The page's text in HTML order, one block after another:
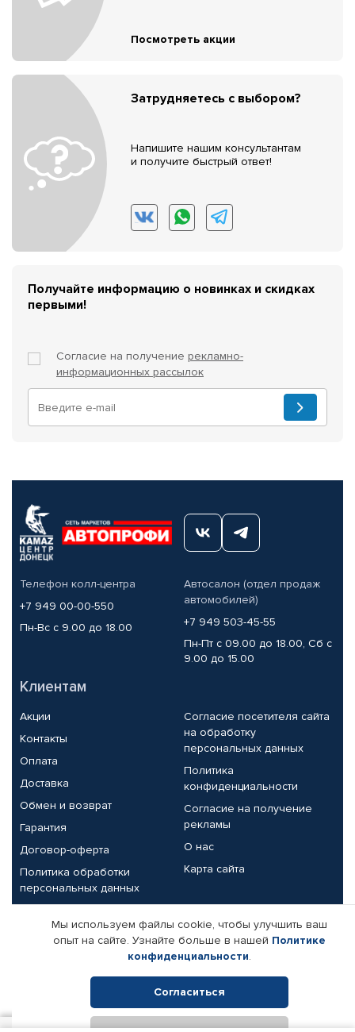
Посмотреть акции
Затрудняетесь с выбором?
Напишите нашим консультантам
и получите быстрый ответ!
Получайте информацию о новинках и скидках
первыми!
Согласие на получение рекламно-
информационных рассылок
Телефон колл-центра
+7 949 00-00-550
Пн-Вс с 9.00 до 18.00
Автосалон (отдел продаж
автомобилей)
+7 949 503-45-55
Пн-Пт с 09.00 до 18.00, Сб с
9.00 до 15.00
Клиентам
Акции
Контакты
Оплата
Доставка
Обмен и возврат
Гарантия
Договор-оферта
Политика обработки
персональных данных
Согласие посетителя сайта
на обработку
персональных данных
Политика
конфиденциальности
Согласие на получение
рекламы
О нас
Карта сайта
Партнерам
Корпоративным клиентам
Поставщикам
Реквизиты компании
Мы используем файлы cookie, чтобы улучшить ваш
опыт на сайте. Узнайте больше в нашей Политике
конфиденциальности.
Согласиться